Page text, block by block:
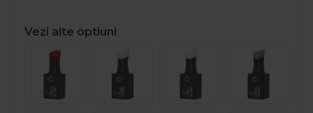
Vezi alte optiuni